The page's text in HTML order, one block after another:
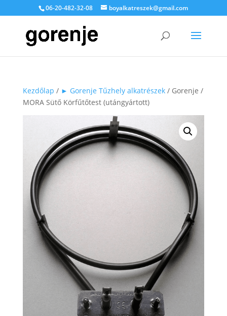
06-20-482-32-08 boyalkatreszek@gmail.com
Kezdőlap / ► Gorenje Tűzhely alkatrészek/ Gorenje /
MORA Sütő Körfűtőtest (utángyártott)